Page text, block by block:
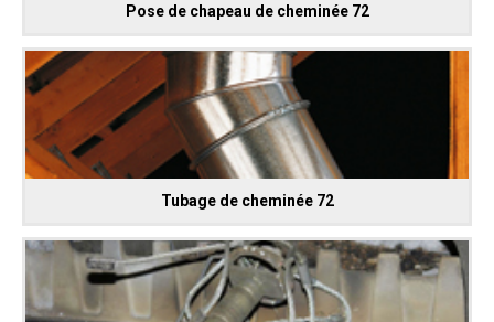
Pose de chapeau de cheminée 72
Tubage de cheminée 72